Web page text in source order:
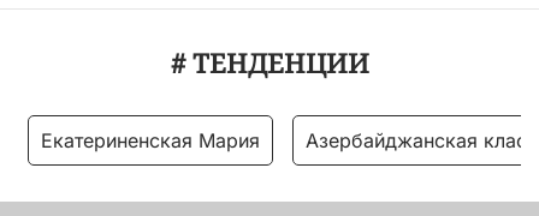
# ТЕНДЕНЦИИ
Екатериненская Мария Азербайджанская